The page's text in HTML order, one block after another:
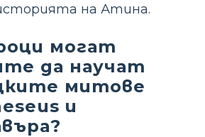
на Атина.
могат
да научат
митове
и